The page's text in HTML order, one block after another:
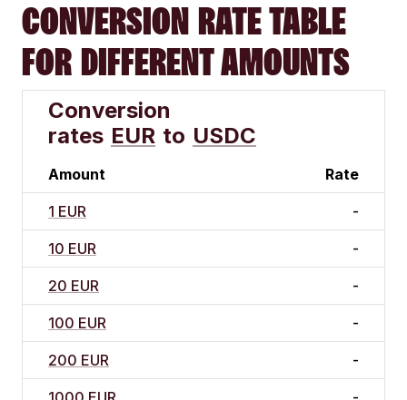
CONVERSION RATE TABLE
FOR DIFFERENT AMOUNTS
Conversion
rates EUR to USDC
Amount Rate
1 EUR -
10 EUR -
20 EUR -
100 EUR -
200 EUR -